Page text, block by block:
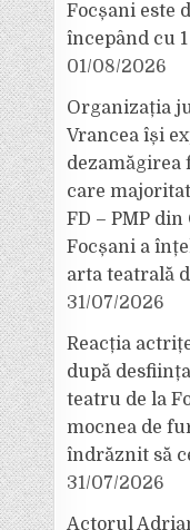
Focșani este
începând cu
01/08/2026
Organizația
Vrancea își
dezamăgirea
care
FD – PMP
Focșani a
arta teatrală
31/07/2026
Reacția
după
teatru de la
mocnea de
îndrăznit să
31/07/2026
Actorul